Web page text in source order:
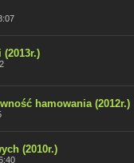
hamowania (2012r.)
(2010r.)